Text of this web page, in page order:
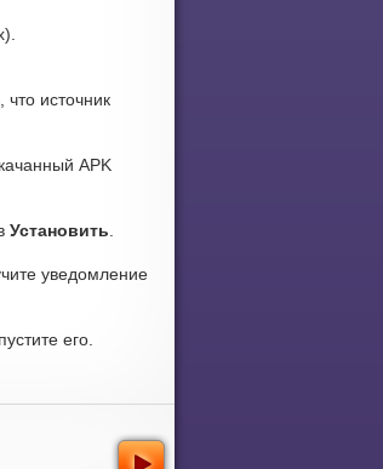
источник
APK
Установить
уведомление
его.